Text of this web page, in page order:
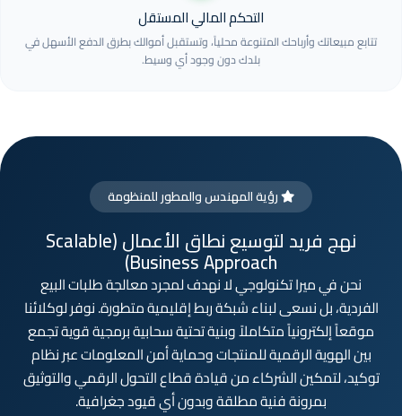
التحكم المالي المستقل
تتابع مبيعاتك وأرباحك المتنوعة محلياً، وتستقبل أموالك بطرق الدفع الأسهل في
بلدك دون وجود أي وسيط.
رؤية المهندس والمطور للمنظومة
نهج فريد لتوسيع نطاق الأعمال (Scalable
Business Approach)
نحن في ميرا تكنولوجي لا نهدف لمجرد معالجة طلبات البيع
الفردية، بل نسعى لبناء شبكة ربط إقليمية متطورة. نوفر لوكلائنا
موقعاً إلكترونياً متكاملاً وبنية تحتية سحابية برمجية قوية تجمع
بين الهوية الرقمية للمنتجات وحماية أمن المعلومات عبر نظام
توكيد، لتمكين الشركاء من قيادة قطاع التحول الرقمي والتوثيق
بمرونة فنية مطلقة وبدون أي قيود جغرافية.